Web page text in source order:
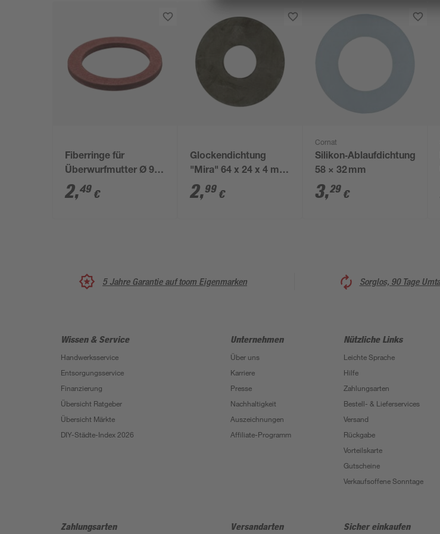
Fiberringe für
Überwurfmutter Ø 9
mm
2,49 €
Glockendichtung
"Mira" 64 x 24 x 4 mm
schwarz
2,99 €
Cornat
Silikon‑Ablaufdichtung,
58 × 32 mm
3,29 €
5 Jahre Garantie auf toom Eigenmarken Sorglos, 90 Tage
Wissen & Service
Handwerksservice
Entsorgungsservice
Finanzierung
Übersicht Ratgeber
Übersicht Märkte
DIY-Städte-Index 2026
Unternehmen
Über uns
Karriere
Presse
Nachhaltigkeit
Auszeichnungen
Affiliate-Programm
Nützliche Links
Leichte Sprache
Hilfe
Zahlungsarten
Bestell- & Lieferservices
Versand
Rückgabe
Vorteilskarte
Gutscheine
Verkaufsoffene Sonntage
Zahlungsarten Versandarten Sicher einkaufen